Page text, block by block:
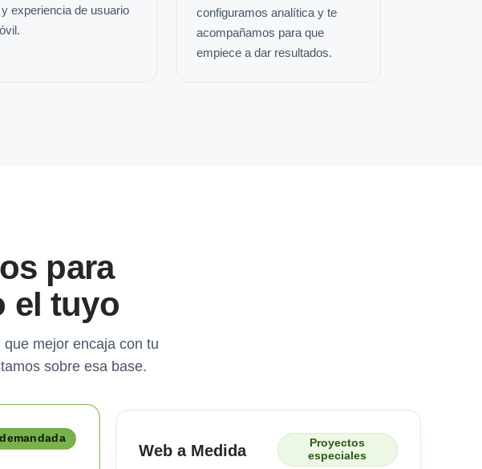
experiencia de usuario
configuramos analítica y te
acompañamos para que
empiece a dar resultados.
para
el tuyo
mejor encaja con tu
sobre esa base.
Web a Medida
Proyectos
especiales